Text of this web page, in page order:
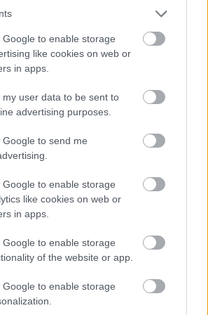
Google to enable storage
like cookies on web or
in apps.
my user data to be sent to
advertising purposes.
to send me
Google to enable storage
like cookies on web or
in apps.
Google to enable storage
of the website or app.
Google to enable storage
lájkol Instagramon,
ügyesen szimulálja az érzelmi
nyelvet használ, visszakérdez,
elismer. Sok ember számára
hat – valódi intimitás
Ráadásul azonnali
a kapcsolódásba, és nem kell
Nem kell attól félni, hogy
kapcsolatok pont attól mélyek,